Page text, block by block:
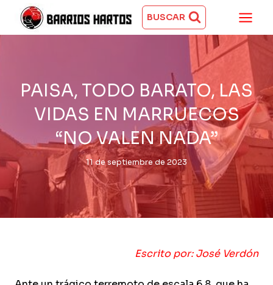
Saltar
contenido
BUSCAR
PAISA, TODO BARATO, LAS
VIDAS EN MARRUECOS
“NO VALEN NADA”
11 de septiembre de 2023
Escrito por: José Verdón